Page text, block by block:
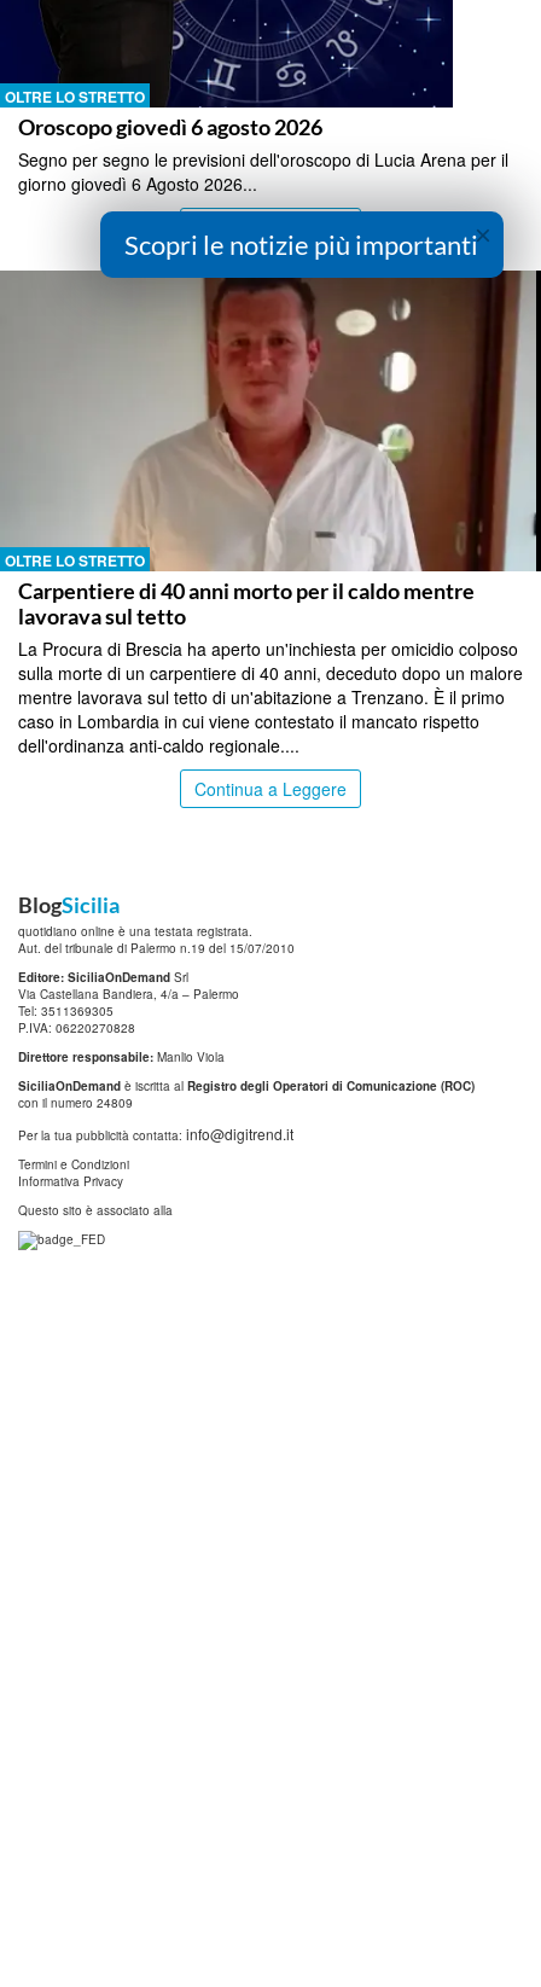
OLTRE LO STRETTO
Oroscopo giovedì 6 agosto 2026
Segno per segno le previsioni dell'oroscopo di Lucia Arena per il
giorno giovedì 6 Agosto 2026...
OLTRE LO STRETTO
Carpentiere di 40 anni morto per il caldo mentre
lavorava sul tetto
La Procura di Brescia ha aperto un'inchiesta per omicidio colposo
sulla morte di un carpentiere di 40 anni, deceduto dopo un malore
mentre lavorava sul tetto di un'abitazione a Trenzano. È il primo
caso in Lombardia in cui viene contestato il mancato rispetto
dell'ordinanza anti-caldo regionale....
Continua a Leggere
BlogSicilia
quotidiano online è una testata registrata.
Aut. del tribunale di Palermo n.19 del 15/07/2010
Editore: SiciliaOnDemand Srl
Via Castellana Bandiera, 4/a – Palermo
Tel: 3511369305
P.IVA: 06220270828
Direttore responsabile: Manlio Viola
SiciliaOnDemand è iscritta al Registro degli Operatori di Comunicazione (ROC)
con il numero 24809
Per la tua pubblicità contatta: info@digitrend.it
Termini e Condizioni
Informativa Privacy
Questo sito è associato alla
×
Scopri le notizie più importanti